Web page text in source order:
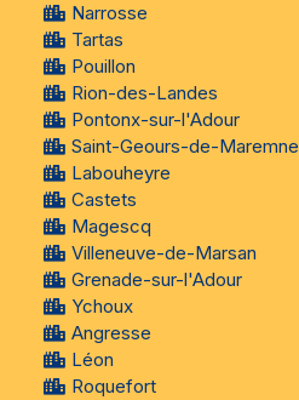
Narrosse
Tartas
Pouillon
Rion-des-Landes
Pontonx-sur-l'Adour
Saint-Geours-de-Maremne
Labouheyre
Castets
Magescq
Villeneuve-de-Marsan
Grenade-sur-l'Adour
Ychoux
Angresse
Léon
Roquefort